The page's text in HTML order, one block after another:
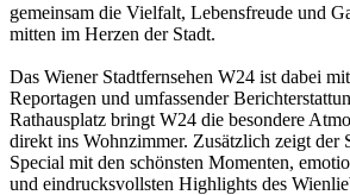
gemeinsam die Vielfalt, Lebensfreude und
mitten im Herzen der Stadt.
Das Wiener Stadtfernsehen W24 ist dabei
Reportagen und umfassender
Rathausplatz bringt W24 die besondere
direkt ins Wohnzimmer. Zusätzlich zeigt der
Special mit den schönsten Momenten,
und eindrucksvollsten Highlights des